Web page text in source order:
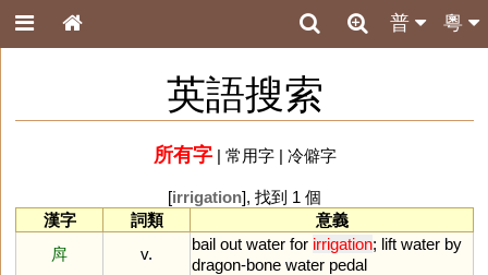
粵
普
英語搜索
所有字| 常用字| 冷僻字
[irrigation], 找到 1 個
漢字
詞類
意義
戽
v.
bail out water for irrigation; lift water by
dragon-bone water pedal